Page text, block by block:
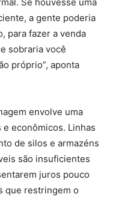
a gente poderia
para fazer a venda
sobraria você
próprio”, aponta
envolve uma
econômicos. Linhas
de silos e armazéns
são insuficientes
juros pouco
que restringem o